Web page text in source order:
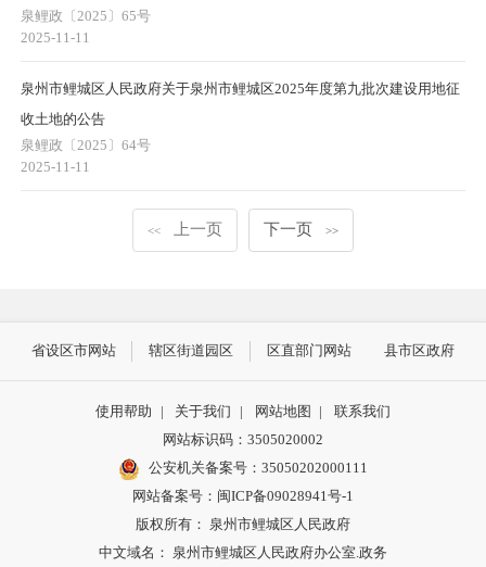
泉鲤政〔2025〕65号
2025-11-11
泉州市鲤城区人民政府关于泉州市鲤城区2025年度第九批次建设用地征
收土地的公告
泉鲤政〔2025〕64号
2025-11-11
<< 上一页 下一页 >>
省设区市网站 辖区街道园区 区直部门网站 县市区政府
使用帮助 | 关于我们 | 网站地图 |
联系我们
网站标识码：3505020002
公安机关备案号：35050202000111
网站备案号：闽ICP备09028941号-1
版权所有： 泉州市鲤城区人民政府
中文域名： 泉州市鲤城区人民政府办公室.政务